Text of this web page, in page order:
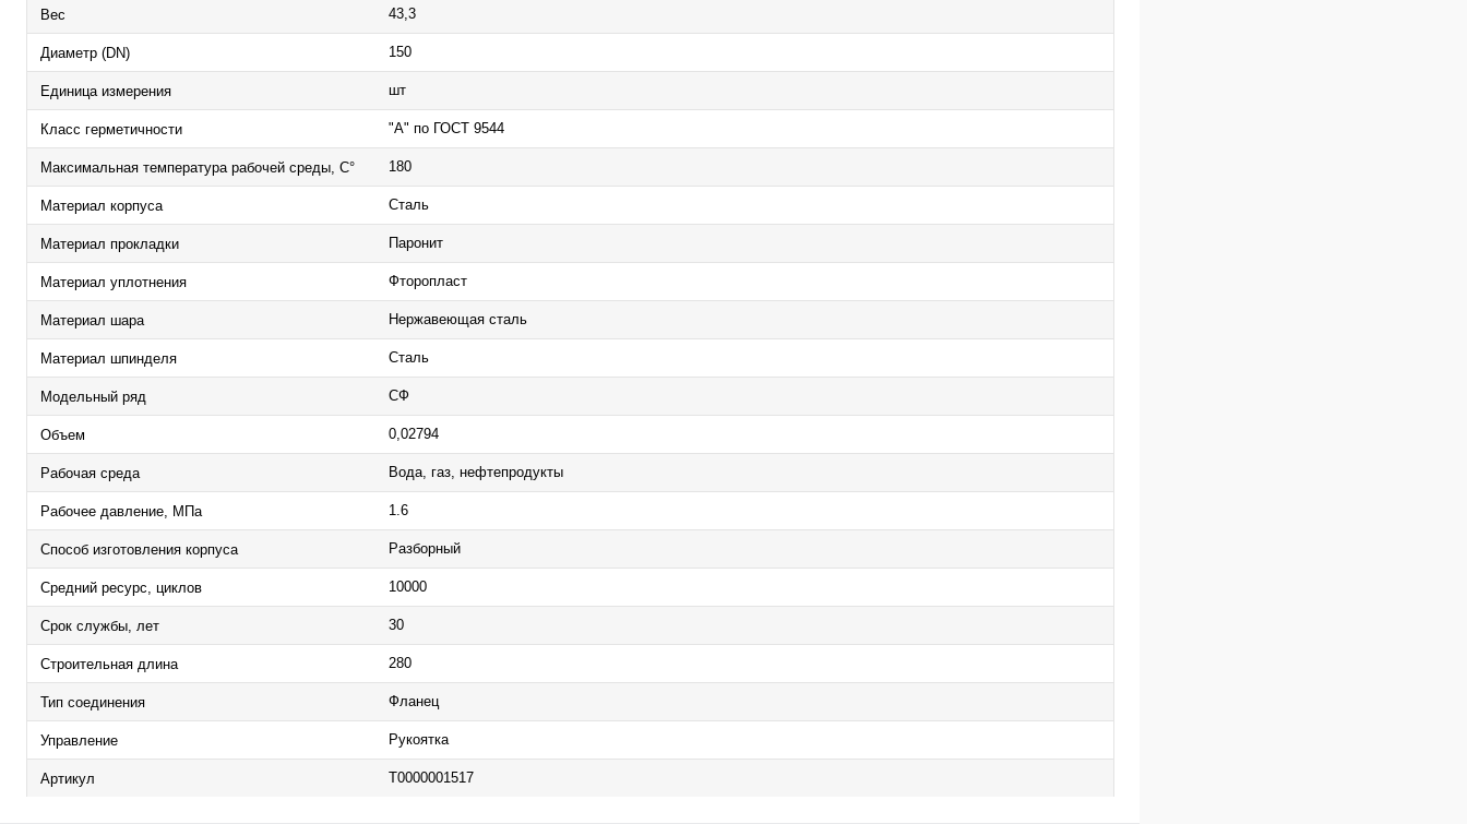
Вес 43,3
Диаметр (DN) 150
Единица измерения шт
Класс герметичности "А" по ГОСТ 9544
Максимальная температура рабочей среды, С° 180
Материал корпуса Сталь
Материал прокладки Паронит
Материал уплотнения Фторопласт
Материал шара Нержавеющая сталь
Материал шпинделя Сталь
Модельный ряд СФ
Объем 0,02794
Рабочая среда Вода, газ, нефтепродукты
Рабочее давление, МПа 1.6
Способ изготовления корпуса Разборный
Средний ресурс, циклов 10000
Срок службы, лет 30
Строительная длина 280
Тип соединения Фланец
Управление Рукоятка
Артикул Т0000001517